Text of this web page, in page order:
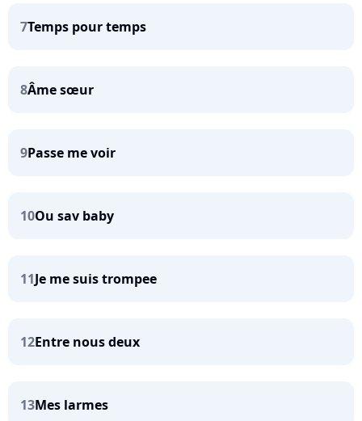
7Temps pour temps
8Âme sœur
9Passe me voir
10Ou sav baby
11Je me suis trompee
12Entre nous deux
13Mes larmes